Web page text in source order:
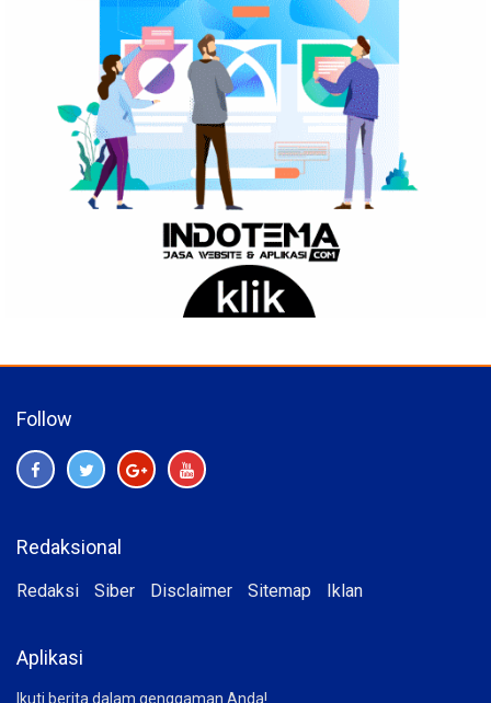
Follow
Redaksional
Redaksi Siber Disclaimer Sitemap Iklan
Aplikasi
Ikuti berita dalam genggaman Anda!